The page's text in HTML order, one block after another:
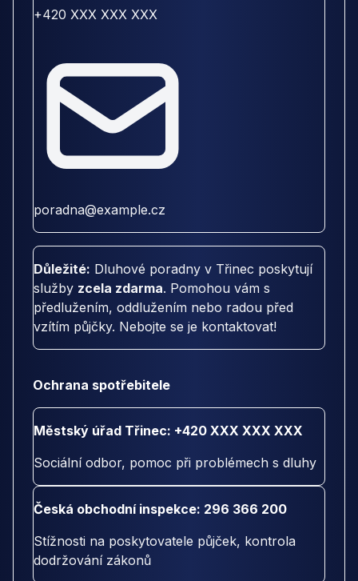
+420 XXX XXX XXX
poradna@example.cz
Důležité: Dluhové poradny v Třinec poskytují
služby zcela zdarma. Pomohou vám s
předlužením, oddlužením nebo radou před
vzítím půjčky. Nebojte se je kontaktovat!
Ochrana spotřebitele
Městský úřad Třinec: +420 XXX XXX XXX
Sociální odbor, pomoc při problémech s dluhy
Česká obchodní inspekce: 296 366 200
Stížnosti na poskytovatele půjček, kontrola
dodržování zákonů